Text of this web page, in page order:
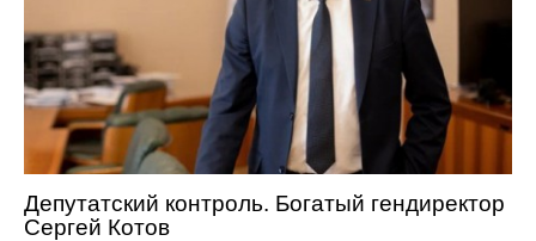
Депутатский контроль. Богатый гендиректор
Сергей Котов